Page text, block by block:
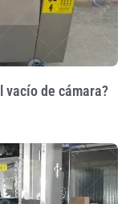
vacío de cámara?